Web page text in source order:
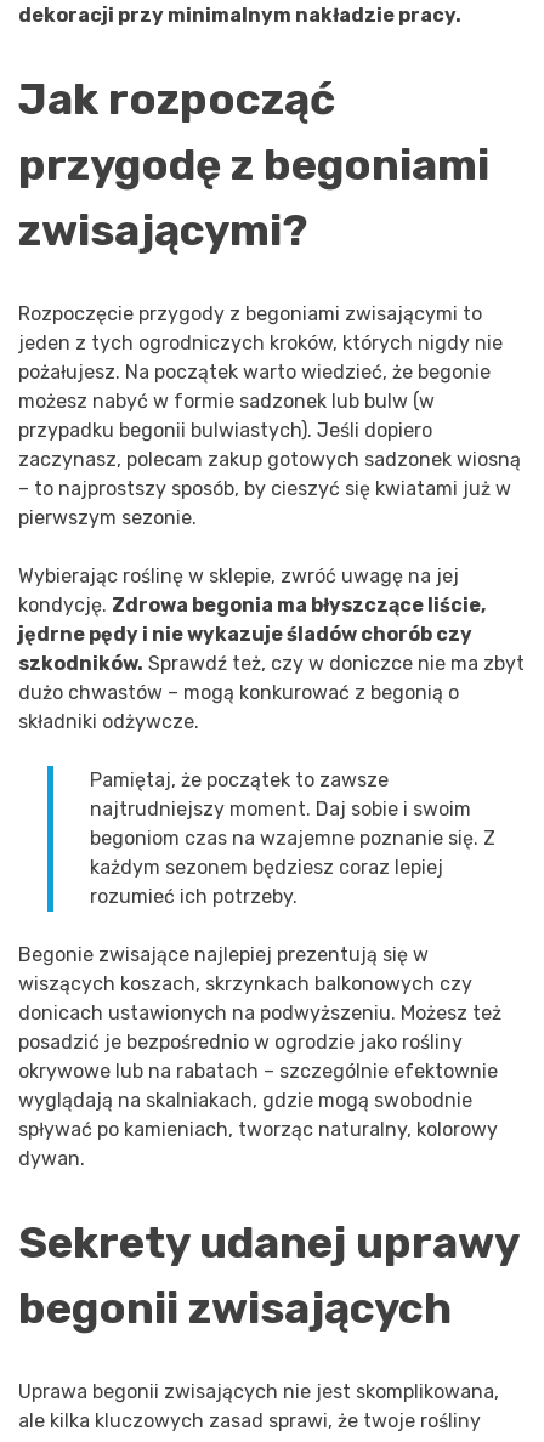
dekoracji przy minimalnym nakładzie pracy.
Jak rozpocząć
przygodę z begoniami
zwisającymi?
Rozpoczęcie przygody z begoniami zwisającymi to
jeden z tych ogrodniczych kroków, których nigdy nie
pożałujesz. Na początek warto wiedzieć, że begonie
możesz nabyć w formie sadzonek lub bulw (w
przypadku begonii bulwiastych). Jeśli dopiero
zaczynasz, polecam zakup gotowych sadzonek wiosną
– to najprostszy sposób, by cieszyć się kwiatami już w
pierwszym sezonie.
Wybierając roślinę w sklepie, zwróć uwagę na jej
kondycję. Zdrowa begonia ma błyszczące liście,
jędrne pędy i nie wykazuje śladów chorób czy
szkodników. Sprawdź też, czy w doniczce nie ma zbyt
dużo chwastów – mogą konkurować z begonią o
składniki odżywcze.
Pamiętaj, że początek to zawsze
najtrudniejszy moment. Daj sobie i swoim
begoniom czas na wzajemne poznanie się. Z
każdym sezonem będziesz coraz lepiej
rozumieć ich potrzeby.
Begonie zwisające najlepiej prezentują się w
wiszących koszach, skrzynkach balkonowych czy
donicach ustawionych na podwyższeniu. Możesz też
posadzić je bezpośrednio w ogrodzie jako rośliny
okrywowe lub na rabatach – szczególnie efektownie
wyglądają na skalniakach, gdzie mogą swobodnie
spływać po kamieniach, tworząc naturalny, kolorowy
dywan.
Sekrety udanej uprawy
begonii zwisających
Uprawa begonii zwisających nie jest skomplikowana,
ale kilka kluczowych zasad sprawi, że twoje rośliny